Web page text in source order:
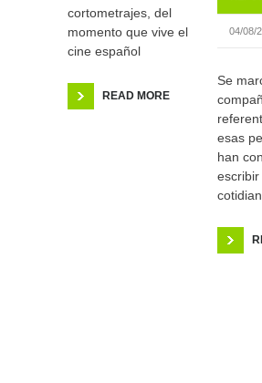
cortometrajes, del
momento que vive el
cine español
READ MORE
04/08/
Se
esas
han
escribir